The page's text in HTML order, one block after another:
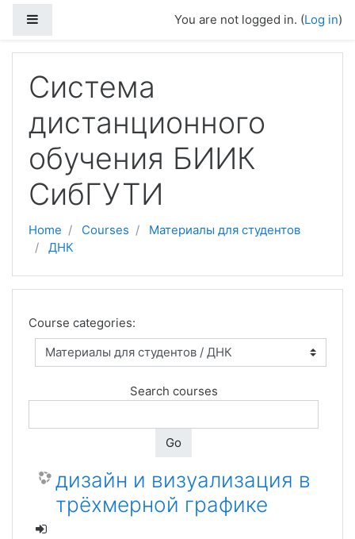
You are not logged in. (Log in)
Система
дистанционного
обучения БИИК
СибГУТИ
Home Courses
Материалы для студентов
ДНК
Course categories:
Search courses
Go
дизайн и визуализация в
трёхмерной графике